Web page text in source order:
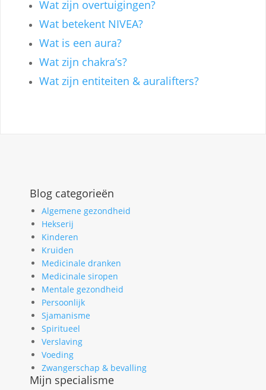
Wat zijn overtuigingen?
Wat betekent NIVEA?
Wat is een aura?
Wat zijn chakra’s?
Wat zijn entiteiten & auralifters?
Blog categorieën
Algemene gezondheid
Hekserij
Kinderen
Kruiden
Medicinale dranken
Medicinale siropen
Mentale gezondheid
Persoonlijk
Sjamanisme
Spiritueel
Verslaving
Voeding
Zwangerschap & bevalling
Mijn specialisme